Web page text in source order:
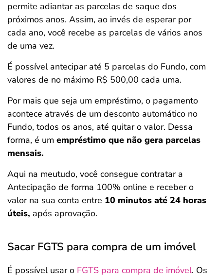
permite adiantar as parcelas de saque dos
próximos anos. Assim, ao invés de esperar por
cada ano, você recebe as parcelas de vários anos
de uma vez.
É possível antecipar até 5 parcelas do Fundo, com
valores de no máximo R$ 500,00 cada uma.
Por mais que seja um empréstimo, o pagamento
acontece através de um desconto automático no
Fundo, todos os anos, até quitar o valor. Dessa
forma, é um empréstimo que não gera parcelas
mensais.
Aqui na meutudo, você consegue contratar a
Antecipação de forma 100% online e receber o
valor na sua conta entre 10 minutos até 24 horas
úteis, após aprovação.
Sacar FGTS para compra de um imóvel
É possível usar o FGTS para compra de imóvel. Os